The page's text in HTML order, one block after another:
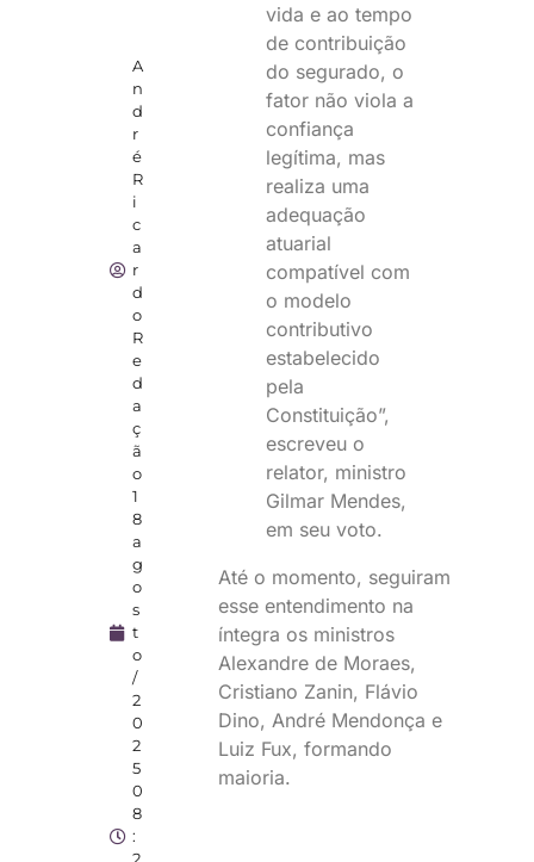
A
n
d
r
é
R
i
c
a
r
d
o
R
e
d
a
ç
ã
o
1
8
a
g
o
s
t
o
/
2
0
2
5
0
8
:
vida e ao tempo
de contribuição
do segurado, o
fator não viola a
confiança
legítima, mas
realiza uma
adequação
atuarial
compatível com
o modelo
contributivo
estabelecido
pela
Constituição”,
escreveu o
relator, ministro
Gilmar Mendes,
em seu voto.
Até o momento, seguiram
esse entendimento na
íntegra os ministros
Alexandre de Moraes,
Cristiano Zanin, Flávio
Dino, André Mendonça e
Luiz Fux, formando
maioria.